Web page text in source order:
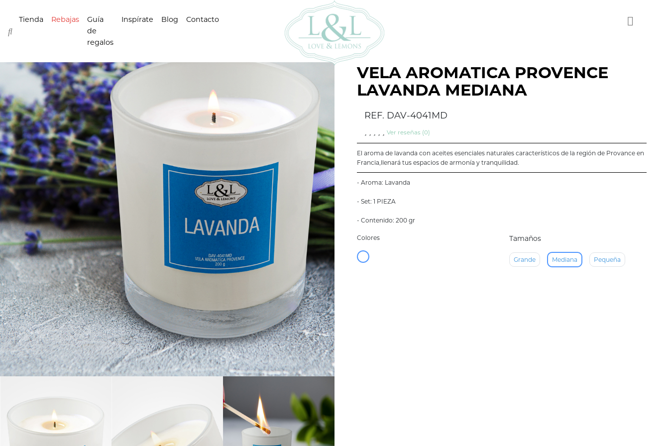
Tienda Rebajas
Guía
de
regalos
Inspírate Blog Contacto
VELA AROMATICA PROVENCE
LAVANDA MEDIANA
REF. DAV-4041MD
Ver reseñas (0)
El aroma de lavanda con aceites esenciales naturales característicos de la región de Provance en
Francia,llenará tus espacios de armonía y tranquilidad.
- Aroma: Lavanda
- Set: 1 PIEZA
- Contenido: 200 gr
Colores Tamaños
Grande Mediana Pequeña